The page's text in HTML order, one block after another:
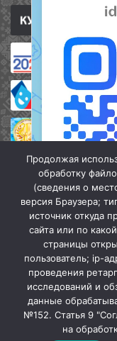
Мы в МАХ
Закрыть
«Кочубеевская
Продолжая
обработку
(сведения о
версия Браузера;
источник откуда
сайта или по
страницы
пользователь; ip-
проведения
исследований и
данные
№152. Статья 9
на